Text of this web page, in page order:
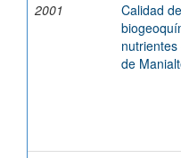
2001
Calidad
de